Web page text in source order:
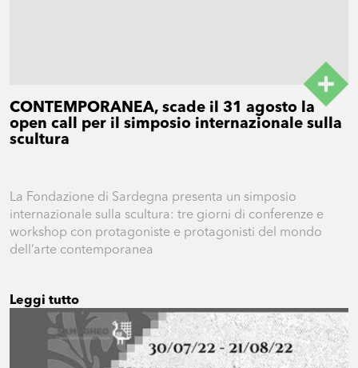
CONTEMPORANEA, scade il 31 agosto la
open call per il simposio internazionale sulla
scultura
La Fondazione di Sardegna presenta un simposio
internazionale sulla scultura: tre giorni di conferenze e
workshop con protagoniste e protagonisti del mondo
dell’arte contemporanea
Leggi tutto